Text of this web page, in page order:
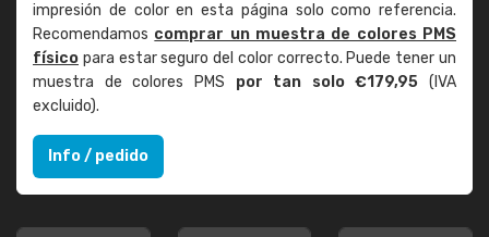
impresión de color en esta página solo como referencia.
Recomendamos comprar un muestra de colores PMS
físico para estar seguro del color correcto. Puede tener un
muestra de colores PMS por tan solo €179,95 (IVA
excluido).
Info / pedido